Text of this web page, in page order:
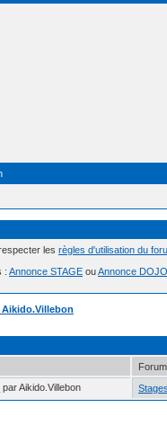
les règles d'utilisation du
: Annonce STAGE ouAnnonce
Forum
par Aikido.Villebon